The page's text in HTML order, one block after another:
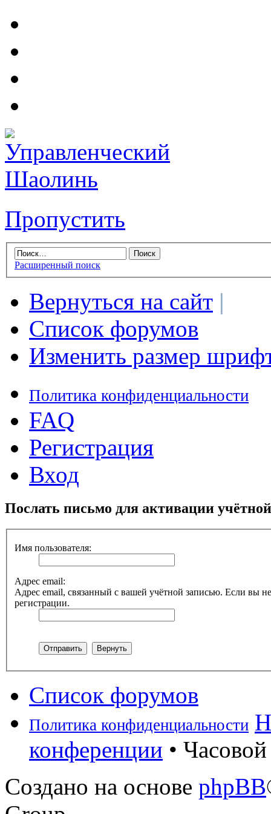
Пропустить
Расширенный поиск
Вернуться на сайт |
Список форумов
Изменить размер
Политика конфиденциальности
FAQ
Регистрация
Вход
Послать письмо для активации
Имя пользователя:
Адрес email:
Адрес email, связанный с вашей учётной записью. Если вы
регистрации.
Список форумов
Политика конфиденциальности
конференции •
Создано на основе phpBB